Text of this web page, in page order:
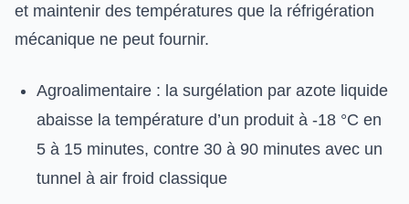
et maintenir des températures que la réfrigération
mécanique ne peut fournir.
Agroalimentaire : la surgélation par azote liquide
abaisse la température d’un produit à -18 °C en
5 à 15 minutes, contre 30 à 90 minutes avec un
tunnel à air froid classique